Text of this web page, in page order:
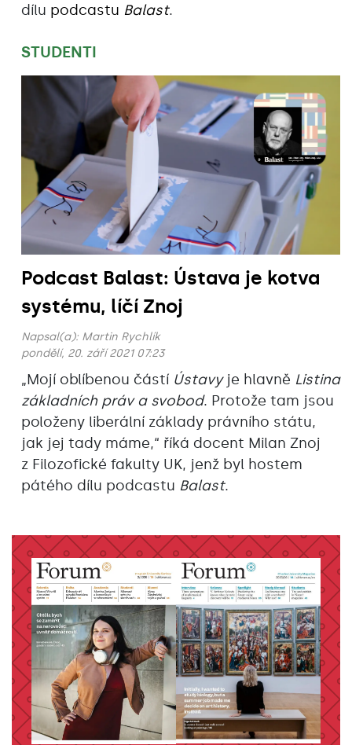
dílu podcastu Balast.
STUDENTI
Podcast Balast: Ústava je kotva
systému, líčí Znoj
Napsal(a): Martin Rychlík
pondělí, 20. září 2021 07:23
„Mojí oblíbenou částí Ústavyje hlavně Listina
základních práv a svobod. Protože tam jsou
položeny liberální základy právního státu,
jak jej tady máme,“ říká docent Milan Znoj
z Filozofické fakulty UK, jenž byl hostem
pátého dílu podcastu Balast.